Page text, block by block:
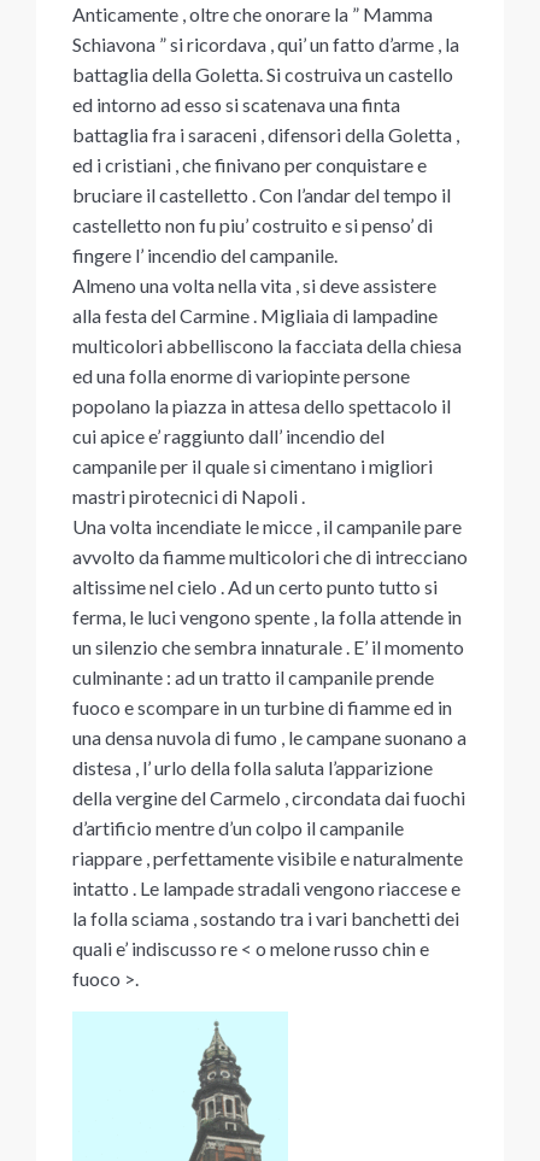
Anticamente , oltre che onorare la ” Mamma
Schiavona ” si ricordava , qui’ un fatto d’arme , la
battaglia della Goletta. Si costruiva un castello
ed intorno ad esso si scatenava una finta
battaglia fra i saraceni , difensori della Goletta ,
ed i cristiani , che finivano per conquistare e
bruciare il castelletto . Con l’andar del tempo il
castelletto non fu piu’ costruito e si penso’ di
fingere l’ incendio del campanile.
Almeno una volta nella vita , si deve assistere
alla festa del Carmine . Migliaia di lampadine
multicolori abbelliscono la facciata della chiesa
ed una folla enorme di variopinte persone
popolano la piazza in attesa dello spettacolo il
cui apice e’ raggiunto dall’ incendio del
campanile per il quale si cimentano i migliori
mastri pirotecnici di Napoli .
Una volta incendiate le micce , il campanile pare
avvolto da fiamme multicolori che di intrecciano
altissime nel cielo . Ad un certo punto tutto si
ferma, le luci vengono spente , la folla attende in
un silenzio che sembra innaturale . E’ il momento
culminante : ad un tratto il campanile prende
fuoco e scompare in un turbine di fiamme ed in
una densa nuvola di fumo , le campane suonano a
distesa , l’ urlo della folla saluta l’apparizione
della vergine del Carmelo , circondata dai fuochi
d’artificio mentre d’un colpo il campanile
riappare , perfettamente visibile e naturalmente
intatto . Le lampade stradali vengono riaccese e
la folla sciama , sostando tra i vari banchetti dei
quali e’ indiscusso re < o melone russo chin e
fuoco >.